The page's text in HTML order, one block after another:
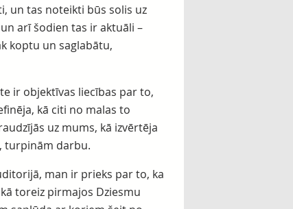
un tas noteikti būs solis uz
arī šodien tas ir aktuāli –
koptu un saglabātu,
ir objektīvas liecības par to,
kā citi no malas to
uz mums, kā izvērtēja
turpinām darbu.
man ir prieks par to, ka
toreiz pirmajos Dziesmu